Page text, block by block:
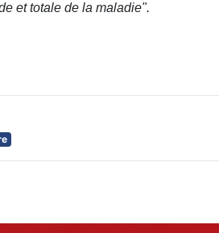
et totale de la maladie".